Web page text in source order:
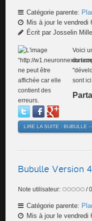
Catégorie parente:
Mis à jour le vendredi
Écrit par Josselin
Voici
du
sont
LIRE LA SUITE : BUBULLE -
Bubulle Version
Note utilisateur: / 0
Catégorie parente:
Mis à jour le vendredi